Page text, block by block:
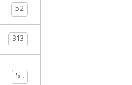
52
313
54